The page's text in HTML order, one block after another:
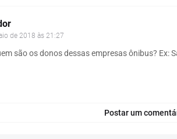
de 2018 às 21:27
são os donos dessas empresas ônibus? Ex:
Postar um